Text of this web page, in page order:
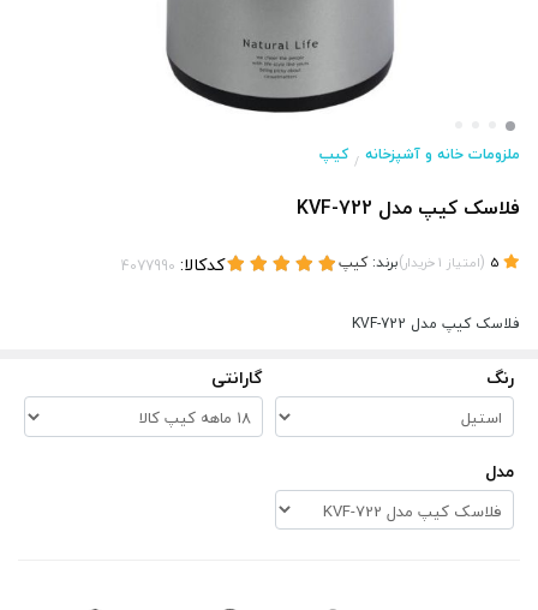
ملزومات خانه و آشپزخانه / کیپ
فلاسک کیپ مدل KVF-722
(امتیاز 1خریدار)برند:کیپ کدکالا:
فلاسک کیپ مدل KVF-722
رنگ گارانتی
مدل